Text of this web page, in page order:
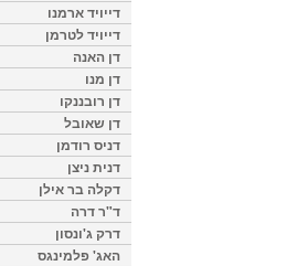
דייויד ארמנו
דייויד לטרמן
דן האנה
דן מנו
דן רובננקו
דן שאובל
דניס רודמן
דנית ניצן
דקלה בר אילן
ד"ר דרה
דרק ג'ונסון
האג' פלמינגס